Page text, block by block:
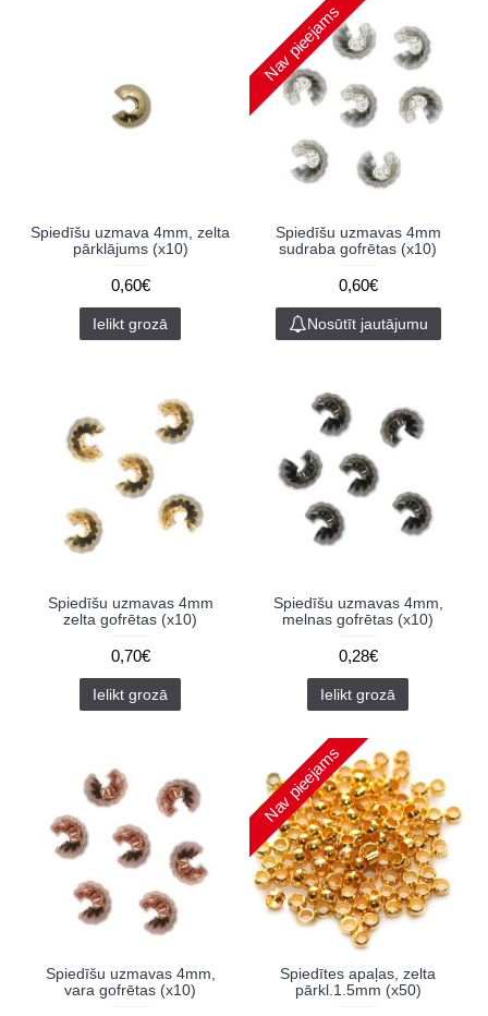
Spiedīšu uzmava 4mm, zelta
pārklājums (x10)
0,60€
Ielikt grozā
Nav pieejams
Spiedīšu uzmavas 4mm
sudraba gofrētas (x10)
0,60€
Nosūtīt jautājumu
Spiedīšu uzmavas 4mm
zelta gofrētas (x10)
0,70€
Ielikt grozā
Spiedīšu uzmavas 4mm,
melnas gofrētas (x10)
0,28€
Ielikt grozā
Spiedīšu uzmavas 4mm,
vara gofrētas (x10)
Nav pieejams
Spiedītes apaļas, zelta
pārkl.1.5mm (x50)